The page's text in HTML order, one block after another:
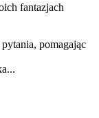
fantazjach
pomagając